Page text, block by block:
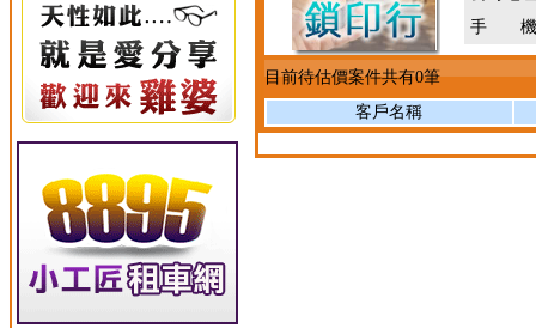
手 機
目前待估價案件共有0筆
客戶名稱